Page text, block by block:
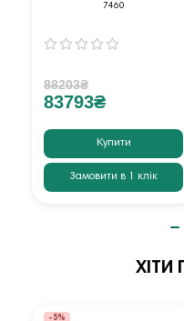
7460
88203₴
83793₴
Купити
Замовити в 1 клік
ХІТИ
-5%